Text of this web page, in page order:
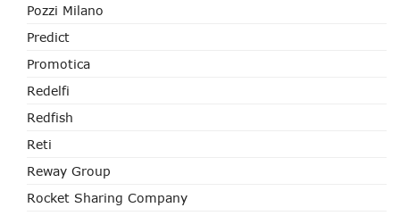
Pozzi Milano
Predict
Promotica
Redelfi
Redfish
Reti
Reway Group
Rocket Sharing Company